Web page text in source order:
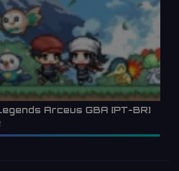
Arceus GBA [PT-BR]